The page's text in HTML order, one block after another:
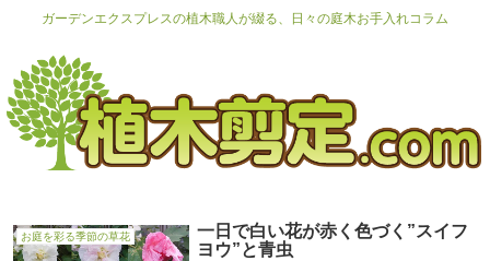
ガーデンエクスプレスの植木職人が綴る、日々の庭木お手入れコラム
お庭を彩る季節の草花
一日で白い花が赤く色づく”スイフ
ヨウ”と青虫